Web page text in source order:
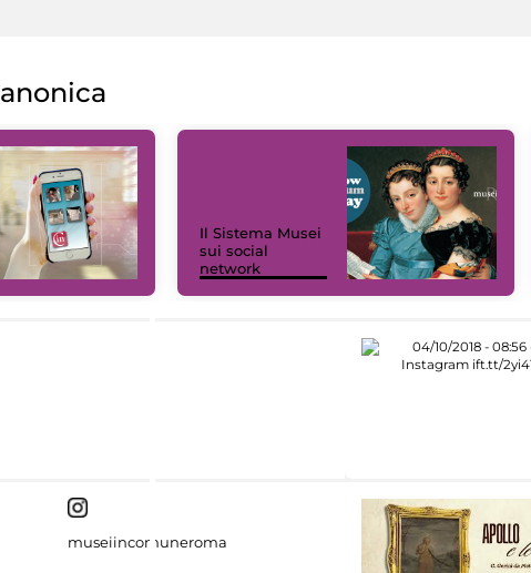
Il Sistema Musei
sui social
network
museiincomuneroma